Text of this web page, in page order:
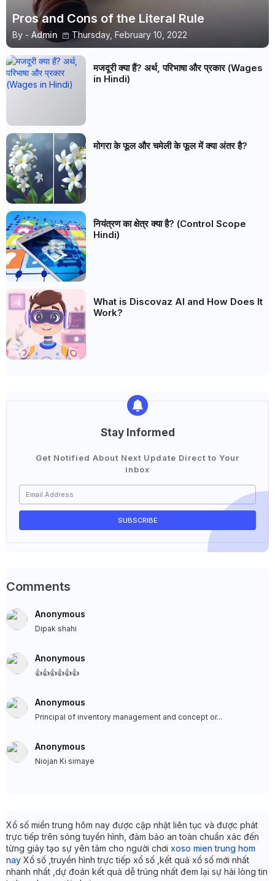
Pros and Cons of the Literal Rule
By - Admin Thursday, February 10, 2022
मजदूरी क्या हैं? अर्थ, परिभाषा और प्रकार (Wages
in Hindi)
मोगरा के फूल और चमेली के फूल में क्या अंतर है?
नियंत्रण का क्षेत्र क्या है? (Control Scope
Hindi)
What is Discovaz AI and How Does It
Work?
Stay Informed
Get Notified About Next Update Direct to Your
inbox
Comments
Anonymous
Dipak shahi
Anonymous
👍👍👍👍👍👍
Anonymous
Principal of inventory management and concept or...
Anonymous
Niojan Ki simaye
Xổ số miền trung hôm nay được cập nhật liên tục và được phát
trực tiếp trên sóng tuyền hình, đảm bảo an toàn chuẩn xác đến
từng giây tạo sự yên tâm cho người chơi xoso mien trung hom
nay Xổ số ,truyền hình trực tiếp xổ số ,kết quả xổ số mới nhất
nhanh nhất ,dự đoán kết quả dễ trúng nhất đem lại sự hài lòng tin